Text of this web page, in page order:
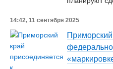
14:42, 11 сентября 2025